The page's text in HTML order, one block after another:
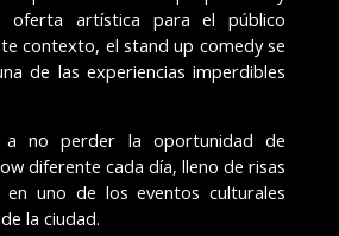
oferta artística para el público
contexto, el stand up comedy se
de las experiencias imperdibles
a no perder la oportunidad de
diferente cada día, lleno de risas
en uno de los eventos culturales
la ciudad.